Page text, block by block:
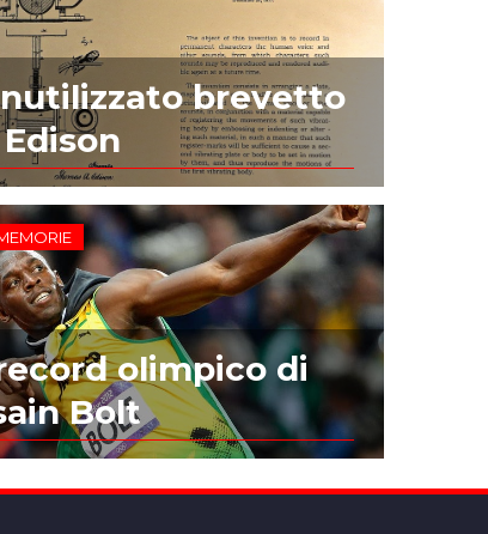
brevetto
olimpico di
Bolt